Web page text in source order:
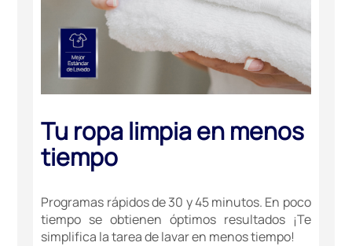
Tu ropa limpia en menos
tiempo
Programas rápidos de 30 y 45 minutos. En poco
tiempo se obtienen óptimos resultados ¡Te
simplifica la tarea de lavar en menos tiempo!